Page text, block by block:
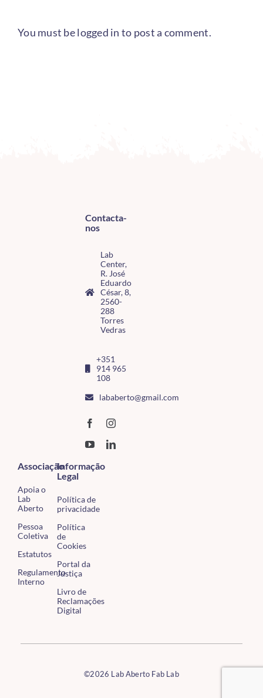
You must belogged in to post a comment.
Contacta-
nos
Lab
Center,
R. José
Eduardo
César, 8,
2560-
288
Torres
Vedras
+351
914 965
108
lababerto@gmail.com
Associação
Apoia o
Lab
Aberto
Pessoa
Coletiva
Estatutos
Regulamento
Interno
Informação
Legal
Política de
privacidade
Política
de
Cookies
Portal da
Justiça
Livro de
Reclamações
Digital
©2026 Lab Aberto Fab Lab